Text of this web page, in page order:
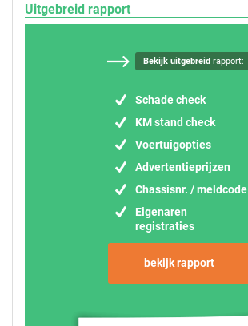
Uitgebreid rapport
Bekijk uitgebreidrapport:
Schade check
KM stand check
Voertuigopties
Advertentieprijzen
Chassisnr. / meldcode
Eigenaren
registraties
bekijk rapport